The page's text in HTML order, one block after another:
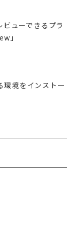
ューできるプラ
」
環境をインストー